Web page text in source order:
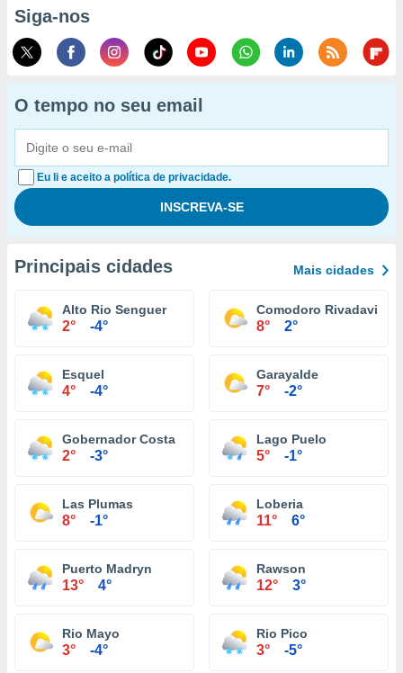
Siga-nos
O tempo no seu email
Eu li e aceito a política de privacidade.
Principais cidades Mais cidades
Alto Rio Senguer
2° -4°
Comodoro Rivadavia
8° 2°
Esquel
4° -4°
Garayalde
7° -2°
Gobernador Costa
2° -3°
Lago Puelo
5° -1°
Las Plumas
8° -1°
Loberia
11° 6°
Puerto Madryn
13° 4°
Rawson
12° 3°
Rio Mayo
3° -4°
Rio Pico
3° -5°